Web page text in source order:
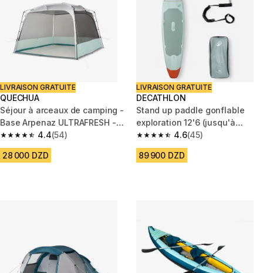
LIVRAISON GRATUITE
QUECHUA
Séjour à arceaux de camping -
Base Arpenaz ULTRAFRESH -
10 Personnes
4.4
4.4 out of 5 stars from 54 reviews
(54)
28 000 DZD
LIVRAISON GRATUITE
DECATHLON
Stand up paddle gonflable
exploration 12'6 (jusqu'à
140kg) - 500 Vert
4.6
4.6 out of 5 stars from 45
(45)
89 900 DZD